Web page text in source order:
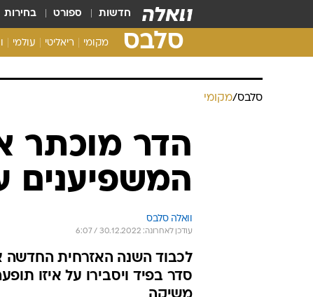
חדשות ספורט בחירות
סלבס מקומי ריאליטי עולמי
סלבס/מקומי
הדר מוכתר
המשפיענים
וואלה סלבס
עודכן לאחרונה: 30.12.2022 / 6:07
לכבוד השנה האזרחית החדשה
סדר בפיד ויסבירו על איזו